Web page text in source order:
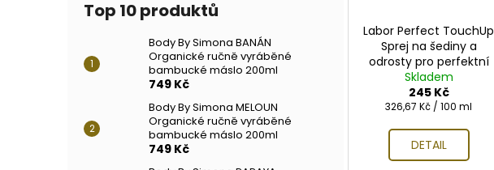
Top 10 produktů
Body By Simona BANÁN
Organické ručně vyráběné
bambucké máslo 200ml
749 Kč
Body By Simona MELOUN
Organické ručně vyráběné
bambucké máslo 200ml
749 Kč
Labor Perfect TouchUp
Sprej na šediny a
odrosty pro perfektní
krytí 75ml
Skladem
245 Kč
Měrná
326,67 Kč / 100 ml
DETAIL